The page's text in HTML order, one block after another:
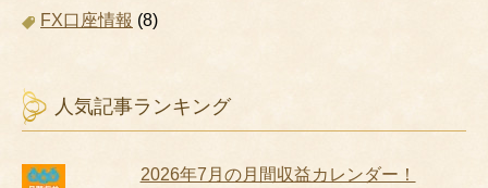
FX口座情報 (8)
人気記事ランキング
2026年7月の月間収益カレンダー！